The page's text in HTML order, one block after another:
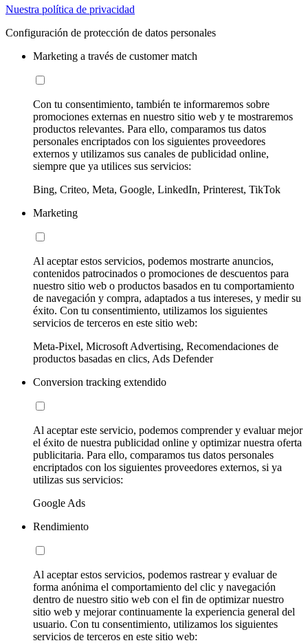
Nuestra política de privacidad
Configuración de protección de datos personales
Marketing a través de customer match
Con tu consentimiento, también te informaremos sobre
promociones externas en nuestro sitio web y te mostraremos
productos relevantes. Para ello, comparamos tus datos
personales encriptados con los siguientes proveedores
externos y utilizamos sus canales de publicidad online,
siempre que ya utilices sus servicios:
Bing, Criteo, Meta, Google, LinkedIn, Printerest, TikTok
Marketing
Al aceptar estos servicios, podemos mostrarte anuncios,
contenidos patrocinados o promociones de descuentos para
nuestro sitio web o productos basados en tu comportamiento
de navegación y compra, adaptados a tus intereses, y medir su
éxito. Con tu consentimiento, utilizamos los siguientes
servicios de terceros en este sitio web:
Meta-Pixel, Microsoft Advertising, Recomendaciones de
productos basadas en clics, Ads Defender
Conversion tracking extendido
Al aceptar este servicio, podemos comprender y evaluar mejor
el éxito de nuestra publicidad online y optimizar nuestra oferta
publicitaria. Para ello, comparamos tus datos personales
encriptados con los siguientes proveedores externos, si ya
utilizas sus servicios:
Google Ads
Rendimiento
Al aceptar estos servicios, podemos rastrear y evaluar de
forma anónima el comportamiento del clic y navegación
dentro de nuestro sitio web con el fin de optimizar nuestro
sitio web y mejorar continuamente la experiencia general del
usuario. Con tu consentimiento, utilizamos los siguientes
servicios de terceros en este sitio web: